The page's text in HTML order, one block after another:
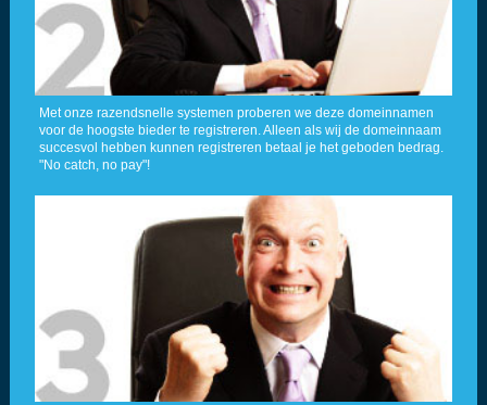
Met onze razendsnelle systemen proberen we deze domeinnamen
voor de hoogste bieder te registreren. Alleen als wij de domeinnaam
succesvol hebben kunnen registreren betaal je het geboden bedrag.
"No catch, no pay"!